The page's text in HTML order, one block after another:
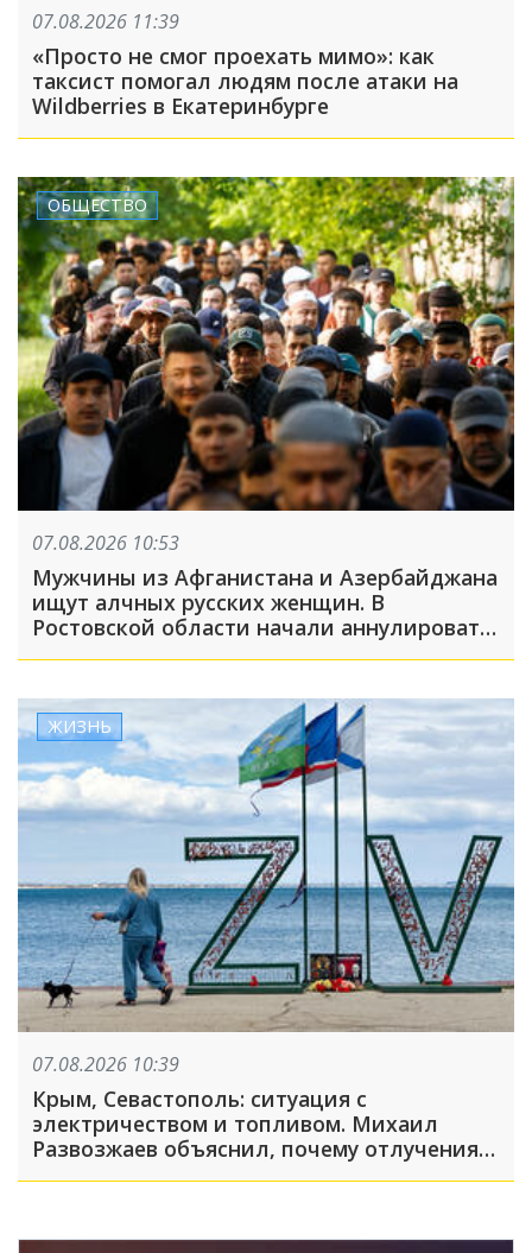
07.08.2026 11:39
«Просто не смог проехать мимо»: как
таксист помогал людям после атаки на
Wildberries в Екатеринбурге
ОБЩЕСТВО
07.08.2026 10:53
Мужчины из Афганистана и Азербайджана
ищут алчных русских женщин. В
Ростовской области начали аннулировать
гражданство из-за фиктивных браков
ЖИЗНЬ
07.08.2026 10:39
Крым, Севастополь: ситуация с
электричеством и топливом. Михаил
Развозжаев объяснил, почему отлучения
света носят массовый характер